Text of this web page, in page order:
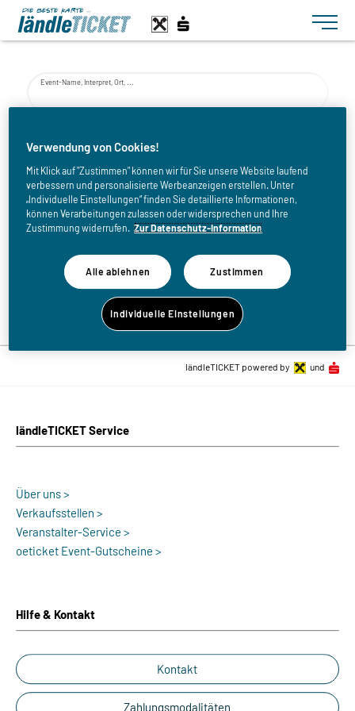
Toggle
Event-Name, Interpret, Ort, ...
bis
Zurück zur Eventliste
ländleTICKET Service
Über uns >
Verkaufsstellen >
Veranstalter-Service >
oeticket Event-Gutscheine >
Hilfe & Kontakt
Kontakt
Zahlungsmodalitäten
ländleTICKET powered by und
Verwendung von Cookies!
Mit Klick auf "Zustimmen" können wir für Sie unsere Website laufend
verbessern und personalisierte Werbeanzeigen erstellen. Unter
„Individuelle Einstellungen“ finden Sie detaillierte Informationen,
können Verarbeitungen zulassen oder widersprechen und Ihre
Zustimmung widerrufen. Zur Datenschutz-Information
Alle ablehnen Zustimmen
Individuelle Einstellungen